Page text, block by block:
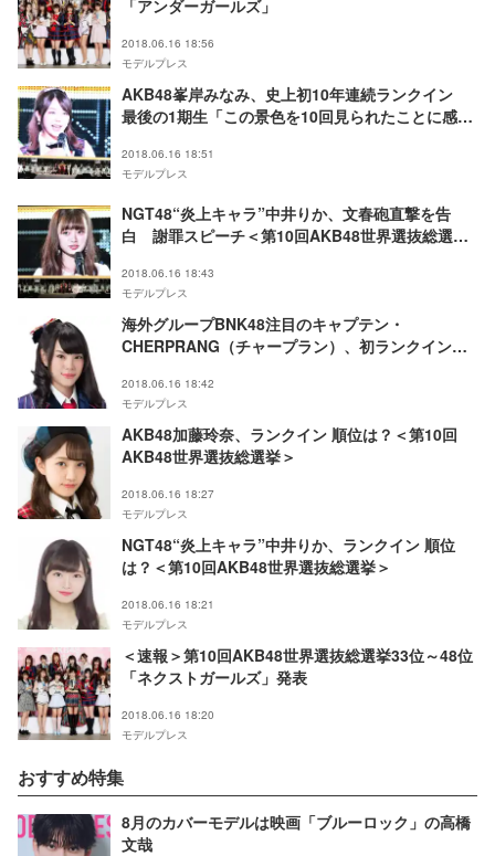
「アンダーガールズ」
2018.06.16 18:56
モデルプレス
AKB48峯岸みなみ、史上初10年連続ランクイン
最後の1期生「この景色を10回見られたことに感
2018.06.16 18:51
モデルプレス
NGT48“炎上キャラ”中井りか、文春砲直撃を告
白 謝罪スピーチ＜第10回AKB48世界選抜総選挙
2018.06.16 18:43
モデルプレス
海外グループBNK48注目のキャプテン・
CHERPRANG（チャープラン）、初ランクイン
抜総選挙＞
2018.06.16 18:42
モデルプレス
AKB48加藤玲奈、ランクイン 順位は？＜第10回
AKB48世界選抜総選挙＞
2018.06.16 18:27
モデルプレス
NGT48“炎上キャラ”中井りか、ランクイン 順位
は？＜第10回AKB48世界選抜総選挙＞
2018.06.16 18:21
モデルプレス
＜速報＞第10回AKB48世界選抜総選挙33位～48位
「ネクストガールズ」発表
2018.06.16 18:20
モデルプレス
おすすめ特集
8月のカバーモデルは映画「ブルーロック」の高橋
文哉